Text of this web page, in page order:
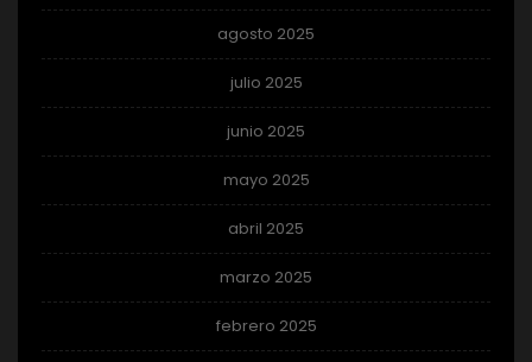
agosto 2025
julio 2025
junio 2025
mayo 2025
abril 2025
marzo 2025
febrero 2025